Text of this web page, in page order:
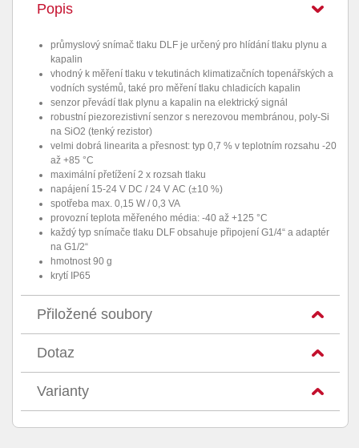
Popis
průmyslový snímač tlaku DLF je určený pro hlídání tlaku plynu a
kapalin
vhodný k měření tlaku v tekutinách klimatizačních topenářských a
vodních systémů, také pro měření tlaku chladicích kapalin
senzor převádí tlak plynu a kapalin na elektrický signál
robustní piezorezistivní senzor s nerezovou membránou, poly-Si
na SiO2 (tenký rezistor)
velmi dobrá linearita a přesnost: typ 0,7 % v teplotním rozsahu -20
až +85 °C
maximální přetížení 2 x rozsah tlaku
napájení 15-24 V DC / 24 V AC (±10 %)
spotřeba max. 0,15 W / 0,3 VA
provozní teplota měřeného média: -40 až +125 °C
každý typ snímače tlaku DLF obsahuje připojení G1/4“ a adaptér
na G1/2“
hmotnost 90 g
krytí IP65
Přiložené soubory
Dotaz
Varianty